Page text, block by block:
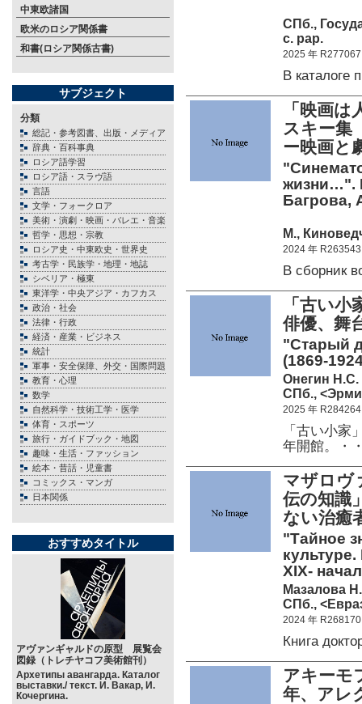
中東欧諸国
欧米のロシア関係書
和書(ロシア関係古書)
サブジェクト
分類
総記・参考図書、出版・メディア
辞典・百科事典
ロシア語学習
ロシア語・スラヴ語
言語
文学・フォークロア
美術・演劇・映画・バレエ・音楽
哲学・思想・宗教
ロシア史・中東欧史・世界史
考古学・民族学・地理・地誌
シベリア・極東
東洋学・中央アジア・カフカス
政治・社会
法律・行政
経済・産業・ビジネス
統計
軍事・安全保障、外交・国際問題
教育・心理
数学
自然科学・技術工学・医学
体育・スポーツ
旅行・ガイドブック・地図
趣味・生活・ファッション
絵本・昔話・児童書
コミックス・マンガ
日本関係
おすすめタイトル
アヴァンギャルドの原型 展覧会
図録（トレチヤコフ美術館刊）
Архетипы авангарда. Каталог
выставки./ текст. И. Вакар, И.
Кочергина.
СПб.,
c. pap.
2025 年 R277067
В каталоге
「映画
スキー集
ー映画と
жизни…".
Багрова,
М.,
2024 年 R263543
В сборник
「古い
俳優、舞
"Старый
(1869-
Онегин Н.С.
СПб.,
2025 年 R284264
「古い小家
年開館。・
マザロヴ
伝の知識
ない治癒
"Тайное
XIX-
Мазалова
СПб.,
2024 年 R268170
Книга
アキーモ
年、アレ